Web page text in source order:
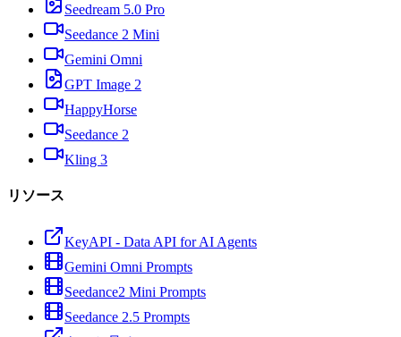
Seedream 5.0 Pro
Seedance 2 Mini
Gemini Omni
GPT Image 2
HappyHorse
Seedance 2
Kling 3
リソース
KeyAPI - Data API for AI Agents
Gemini Omni Prompts
Seedance2 Mini Prompts
Seedance 2.5 Prompts